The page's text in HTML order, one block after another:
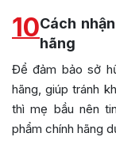
10Cách
hãng
Để đảm bảo sở
hãng, giúp tránh
thì mẹ bầu nên
phẩm chính hãng